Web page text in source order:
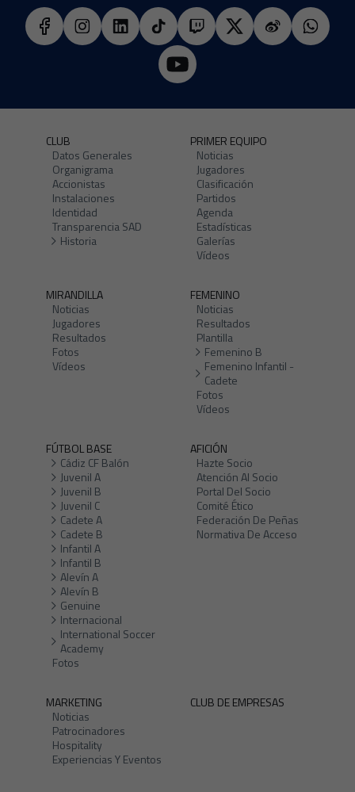
CLUB
Datos Generales
Organigrama
Accionistas
Instalaciones
Identidad
Transparencia SAD
Historia
PRIMER EQUIPO
Noticias
Jugadores
Clasificación
Partidos
Agenda
Estadísticas
Galerías
Vídeos
MIRANDILLA
Noticias
Jugadores
Resultados
Fotos
Vídeos
FEMENINO
Noticias
Resultados
Plantilla
Femenino B
Femenino Infantil -
Cadete
Fotos
Vídeos
FÚTBOL BASE
Cádiz CF Balón
Juvenil A
Juvenil B
Juvenil C
Cadete A
Cadete B
Infantil A
Infantil B
Alevín A
Alevín B
Genuine
Internacional
International Soccer
Academy
Fotos
AFICIÓN
Hazte Socio
Atención Al Socio
Portal Del Socio
Comité Ético
Federación De Peñas
Normativa De Acceso
MARKETING
Noticias
Patrocinadores
Hospitality
Experiencias Y Eventos
CLUB DE EMPRESAS